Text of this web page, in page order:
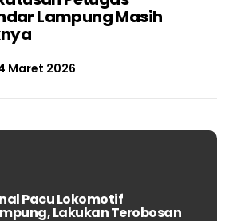
Lampung Masih
Maret 2026
Pacu Lokomotif
Lakukan Terobosan